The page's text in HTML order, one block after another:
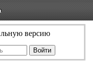
версию